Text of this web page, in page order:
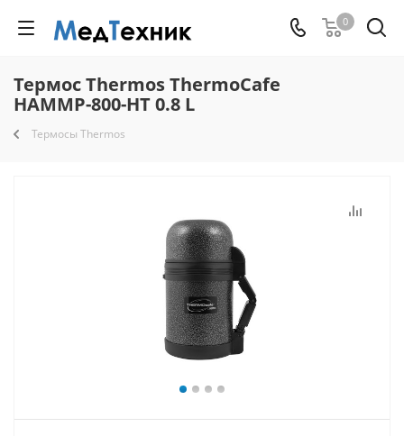
0
Термос Thermos ThermoCafe
HAMMP-800-HT 0.8 L
Термосы Thermos